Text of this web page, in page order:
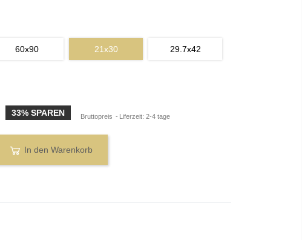
60x90 21x30 29.7x42
33% SPAREN Bruttopreis Liferzeit: 2-4 tage
In den Warenkorb